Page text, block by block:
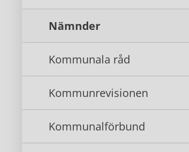
Nämnder
Kommunala råd
Kommunrevisionen
Kommunalförbund